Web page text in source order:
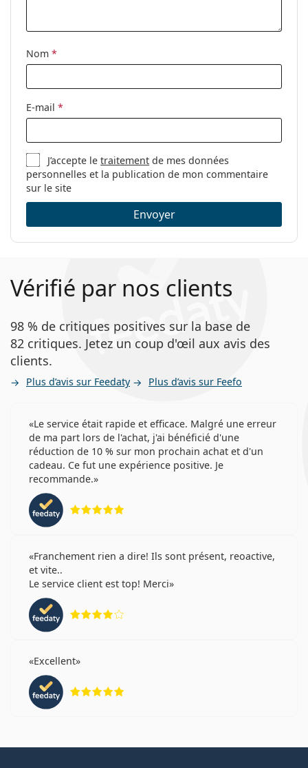
nettoyage:
Non
Catégorie:
Lunettes de vue
Marque:
Lacoste
Code:
L2272 714 21 50
Nom *
E-mail *
J’accepte letraitement de mes données
personnelles et la publication de mon commentaire
sur le site
Envoyer
Vérifié par nos clients
98 % de critiques positives sur la base de
82 critiques. Jetez un coup d'œil aux avis des
clients.
Plus d’avis sur Feedaty Plus d’avis sur Feefo
Le service était rapide et efficace. Malgré une erreur
de ma part lors de l'achat, j'ai bénéficié d'une
réduction de 10 % sur mon prochain achat et d'un
cadeau. Ce fut une expérience positive. Je
recommande.
Franchement rien a dire! Ils sont présent, reoactive,
et vite..
Le service client est top! Merci
Excellent